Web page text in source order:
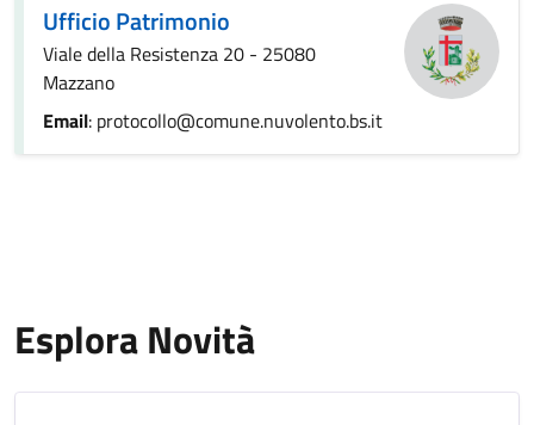
Ufficio Patrimonio
Viale della Resistenza 20 - 25080
Mazzano
Email: protocollo@comune.nuvolento.bs.it
Esplora Novità